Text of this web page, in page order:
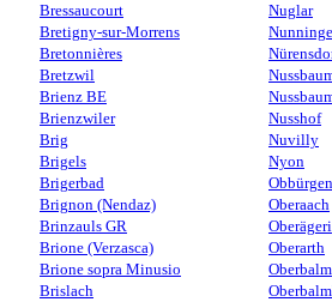
Bressaucourt
Bretigny-sur-Morrens
Bretonnières
Bretzwil
Brienz BE
Brienzwiler
Brig
Brigels
Brigerbad
Brignon (Nendaz)
Brinzauls GR
Brione (Verzasca)
Brione sopra Minusio
Brislach
Nuglar
Nusshof
Nuvilly
Nyon
Obbürgen
Oberaach
Oberägeri
Oberarth
Oberbalm